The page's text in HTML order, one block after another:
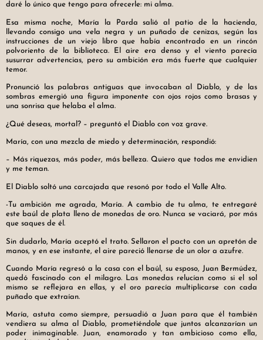
daré lo único que tengo para ofrecerle: mi alma.
Esa misma noche, María la Parda salió al patio de la hacienda,
llevando consigo una vela negra y un puñado de cenizas, según las
instrucciones de un viejo libro que había encontrado en un rincón
polvoriento de la biblioteca. El aire era denso y el viento parecía
susurrar advertencias, pero su ambición era más fuerte que cualquier
temor.
Pronunció las palabras antiguas que invocaban al Diablo, y de las
sombras emergió una figura imponente con ojos rojos como brasas y
una sonrisa que helaba el alma.
¿Qué deseas, mortal? – preguntó el Diablo con voz grave.
María, con una mezcla de miedo y determinación, respondió:
– Más riquezas, más poder, más belleza. Quiero que todos me envidien
y me teman.
El Diablo soltó una carcajada que resonó por todo el Valle Alto.
-Tu ambición me agrada, María. A cambio de tu alma, te entregaré
este baúl de plata lleno de monedas de oro. Nunca se vaciará, por más
que saques de él.
Sin dudarlo, María aceptó el trato. Sellaron el pacto con un apretón de
manos, y en ese instante, el aire pareció llenarse de un olor a azufre.
Cuando María regresó a la casa con el baúl, su esposo, Juan Bermúdez,
quedó fascinado con el milagro. Las monedas relucían como si el sol
mismo se reflejara en ellas, y el oro parecía multiplicarse con cada
puñado que extraían.
María, astuta como siempre, persuadió a Juan para que él también
vendiera su alma al Diablo, prometiéndole que juntos alcanzarían un
poder inimaginable. Juan, enamorado y tan ambicioso como ella,